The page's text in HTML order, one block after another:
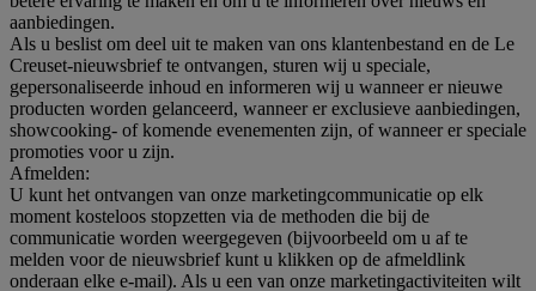
aanbiedingen.
Als u beslist om deel uit te maken van ons klantenbestand en de Le
Creuset-nieuwsbrief te ontvangen, sturen wij u speciale,
gepersonaliseerde inhoud en informeren wij u wanneer er nieuwe
producten worden gelanceerd, wanneer er exclusieve aanbiedingen,
showcooking- of komende evenementen zijn, of wanneer er speciale
promoties voor u zijn.
Afmelden:
U kunt het ontvangen van onze marketingcommunicatie op elk
moment kosteloos stopzetten via de methoden die bij de
communicatie worden weergegeven (bijvoorbeeld om u af te
melden voor de nieuwsbrief kunt u klikken op de afmeldlink
onderaan elke e-mail). Als u een van onze marketingactiviteiten wilt